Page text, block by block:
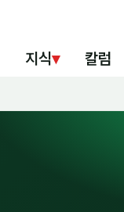
지식▾ 칼럼